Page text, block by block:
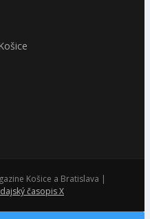
Košice a Bratislava |
časopis X